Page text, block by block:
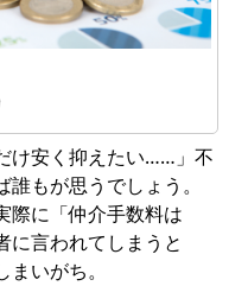
け安く抑えたい……」不
もが思うでしょう。
際に「仲介手数料は
言われてしまうと
いがち。